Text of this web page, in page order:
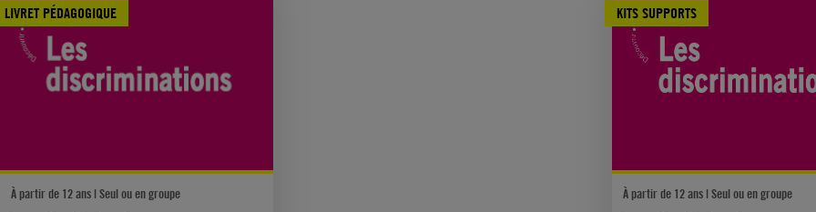
LIVRET PÉDAGOGIQUE
À partir de 12 ans | Seul ou en groupe
KITS SUPPORTS
À partir de 12 ans | Seul ou en groupe